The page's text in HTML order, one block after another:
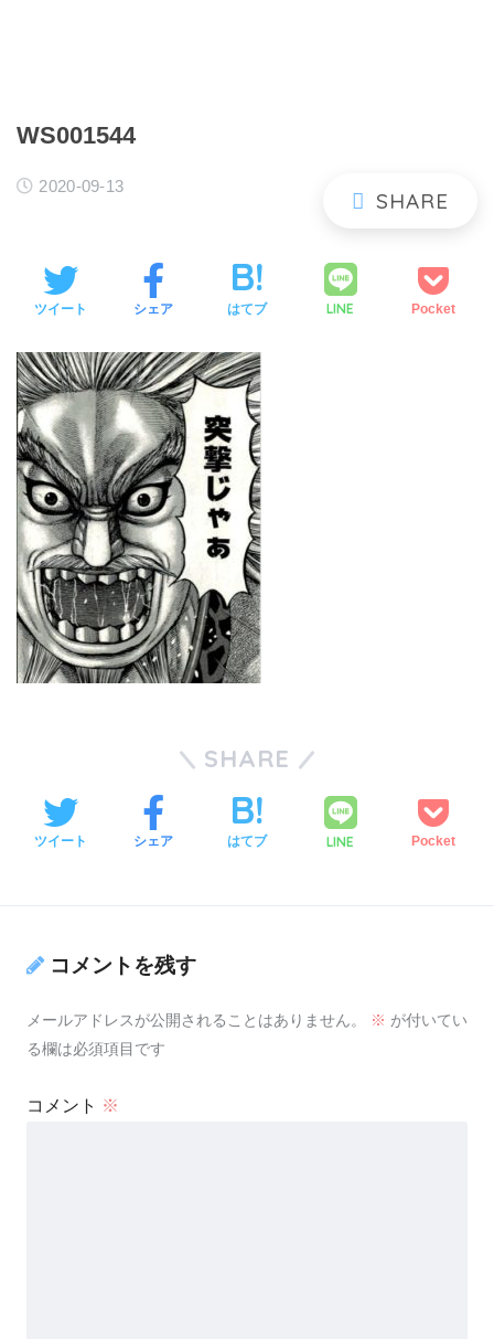
WS001544
2020-09-13
ツイート シェア はてブ LINE Pocket
SHARE
ツイート シェア はてブ LINE Pocket
コメントを残す
メールアドレスが公開されることはありません。 ※ が付いてい
る欄は必須項目です
コメント ※